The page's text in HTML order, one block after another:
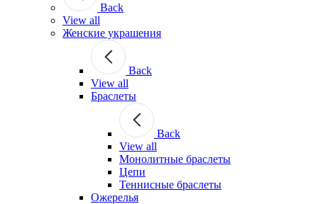
Back
View all
Женские украшения
Back
View all
Браслеты
Back
View all
Монолитные браслеты
Цепи
Теннисные браслеты
Ожерелья